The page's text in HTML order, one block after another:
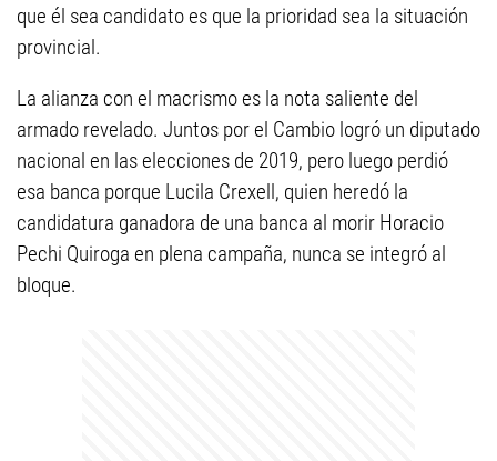
que él sea candidato es que la prioridad sea la situación
provincial.
La alianza con el macrismo es la nota saliente del
armado revelado. Juntos por el Cambio logró un diputado
nacional en las elecciones de 2019, pero luego perdió
esa banca porque Lucila Crexell, quien heredó la
candidatura ganadora de una banca al morir Horacio
Pechi Quiroga en plena campaña, nunca se integró al
bloque.